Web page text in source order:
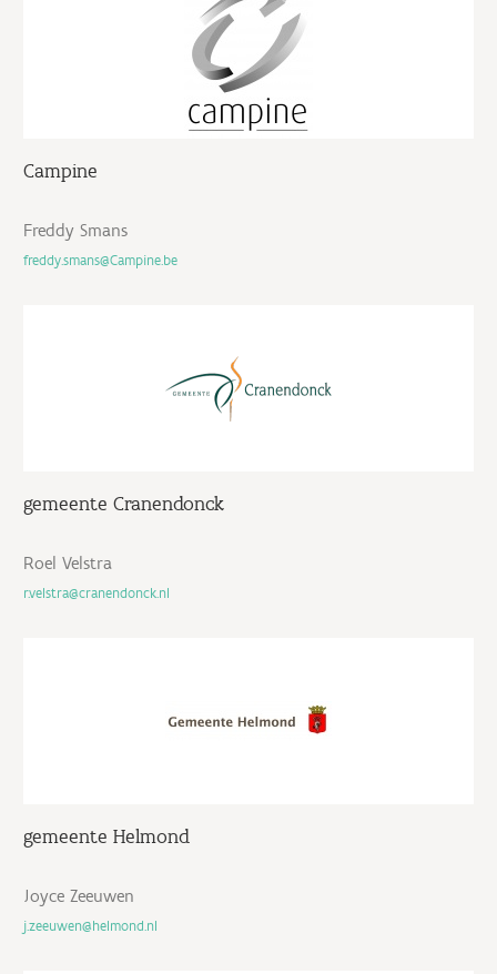
Campine
Freddy Smans
freddy.smans@Campine.be
gemeente Cranendonck
Roel Velstra
r.velstra@cranendonck.nl
gemeente Helmond
Joyce Zeeuwen
j.zeeuwen@helmond.nl